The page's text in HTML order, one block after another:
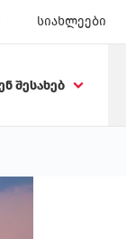
სიახლეები
შესახებ